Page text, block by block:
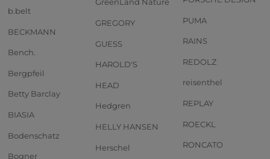
b.belt
BECKMANN
Bench.
Bergpfeil
Betty Barclay
BIASIA
Bodenschatz
Bogner
GreenLand Nature
GREGORY
GUESS
HAROLD'S
HEAD
Hedgren
HELLY HANSEN
Herschel
PUMA
RAINS
REDOLZ
reisenthel
REPLAY
ROECKL
RONCATO